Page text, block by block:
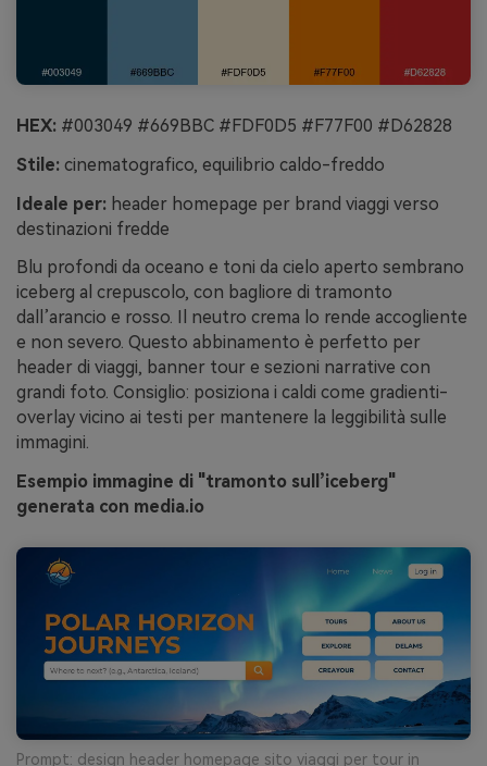
HEX: #003049 #669BBC #FDF0D5 #F77F00 #D62828
Stile: cinematografico, equilibrio caldo-freddo
Ideale per: header homepage per brand viaggi verso
destinazioni fredde
Blu profondi da oceano e toni da cielo aperto sembrano
iceberg al crepuscolo, con bagliore di tramonto
dall’arancio e rosso. Il neutro crema lo rende accogliente
e non severo. Questo abbinamento è perfetto per
header di viaggi, banner tour e sezioni narrative con
grandi foto. Consiglio: posiziona i caldi come gradienti-
overlay vicino ai testi per mantenere la leggibilità sulle
immagini.
Esempio immagine di "tramonto sull’iceberg"
generata con media.io
Prompt: design header homepage sito viaggi per tour in